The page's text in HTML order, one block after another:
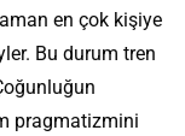
en çok kişiye
Bu durum tren
pragmatizmini